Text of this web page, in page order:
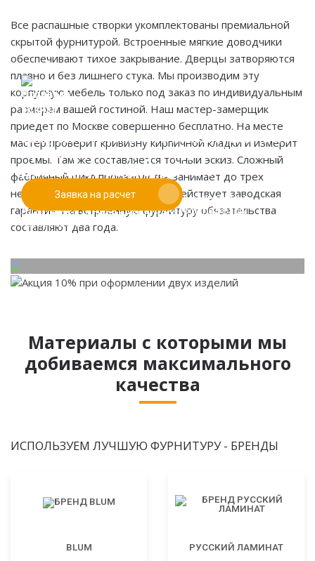
Все распашные створки укомплектованы премиальной
скрытой фурнитурой. Встроенные мягкие доводчики
обеспечивают тихое закрывание. Дверцы затворяются
плавно и без лишнего стука. Мы производим эту
корпусную мебель только под заказ по индивидуальным
размерам вашей гостиной. Наш мастер-замерщик
приедет по Москве совершенно бесплатно. На месте
мастер проверит кривизну кирпичной кладки и измерит
проемы. Там же составляется точный эскиз. Сложный
фабричный цикл производства занимает до трех
недель. На деревянный корпус действует заводская
гарантия. На встроенную фурнитуру обязательства
составляют два года.
Если у вас есть эскиз то вы можете отправить его
нам для предварительной оценки
Заявка на расчет
При заказе от двух изделий
действует скидка до 10%
Работаем только по индивидуальным проектам.
Адаптируем лучшие идеи дизайнеров под Ваши
потребности.
Материалы с которыми мы
добиваемся максимального
качества
ИСПОЛЬЗУЕМ ЛУЧШУЮ ФУРНИТУРУ - БРЕНДЫ
BLUM РУССКИЙ ЛАМИНАТ